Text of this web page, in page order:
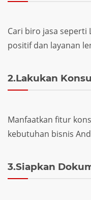
Cari biro jasa seperti
positif dan layanan
2.Lakukan
Manfaatkan fitur
kebutuhan bisnis
3.Siapkan